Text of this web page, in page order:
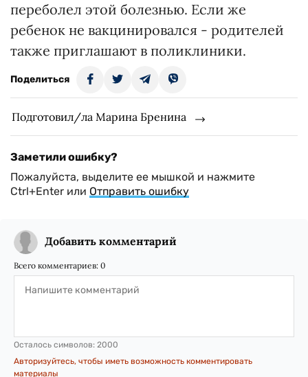
переболел этой болезнью. Если же
ребенок не вакцинировался - родителей
также приглашают в поликлиники.
Поделиться
Подготовил/ла Марина Бренина
Заметили ошибку?
Пожалуйста, выделите ее мышкой и нажмите
Ctrl+Enter или Отправить ошибку
Добавить комментарий
Всего комментариев: 0
Осталось символов: 2000
Авторизуйтесь, чтобы иметь возможность комментировать
материалы